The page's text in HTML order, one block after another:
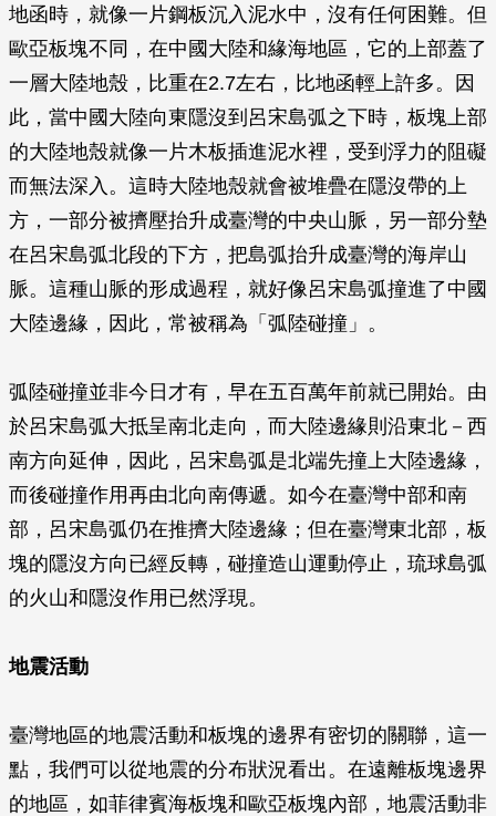
地函時，就像一片鋼板沉入泥水中，沒有任何困難。但
歐亞板塊不同，在中國大陸和緣海地區，它的上部蓋了
一層大陸地殼，比重在2.7左右，比地函輕上許多。因
此，當中國大陸向東隱沒到呂宋島弧之下時，板塊上部
的大陸地殼就像一片木板插進泥水裡，受到浮力的阻礙
而無法深入。這時大陸地殼就會被堆疊在隱沒帶的上
方，一部分被擠壓抬升成臺灣的中央山脈，另一部分墊
在呂宋島弧北段的下方，把島弧抬升成臺灣的海岸山
脈。這種山脈的形成過程，就好像呂宋島弧撞進了中國
大陸邊緣，因此，常被稱為「弧陸碰撞」。
弧陸碰撞並非今日才有，早在五百萬年前就已開始。由
於呂宋島弧大抵呈南北走向，而大陸邊緣則沿東北－西
南方向延伸，因此，呂宋島弧是北端先撞上大陸邊緣，
而後碰撞作用再由北向南傳遞。如今在臺灣中部和南
部，呂宋島弧仍在推擠大陸邊緣；但在臺灣東北部，板
塊的隱沒方向已經反轉，碰撞造山運動停止，琉球島弧
的火山和隱沒作用已然浮現。
地震活動
臺灣地區的地震活動和板塊的邊界有密切的關聯，這一
點，我們可以從地震的分布狀況看出。在遠離板塊邊界
的地區，如菲律賓海板塊和歐亞板塊內部，地震活動非